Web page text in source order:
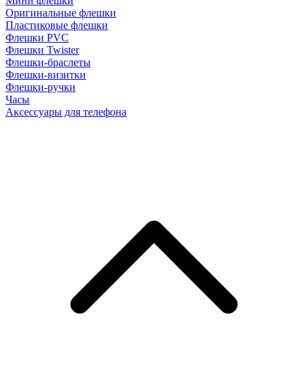
Оригинальные флешки
Пластиковые флешки
Флешки PVC
Флешки Twister
Флешки-браслеты
Флешки-визитки
Флешки-ручки
Часы
Аксессуары для телефона